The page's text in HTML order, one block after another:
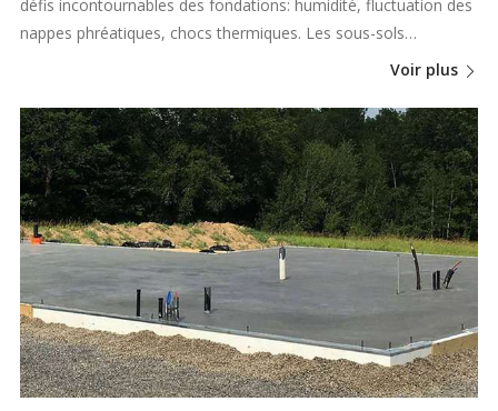
défis incontournables des fondations: humidité, fluctuation des
nappes phréatiques, chocs thermiques. Les sous-sols…
Voir plus